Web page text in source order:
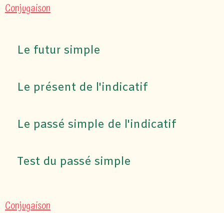
Conjugaison
Le futur simple
Le présent de l'indicatif
Le passé simple de l'indicatif
Test du passé simple
Conjugaison